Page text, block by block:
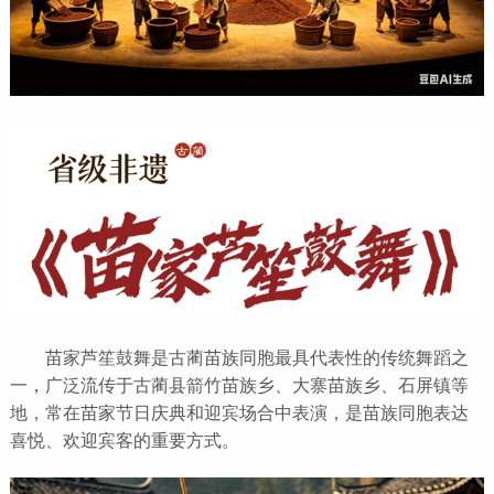
苗家芦笙鼓舞是古蔺苗族同胞最具代表性的传统舞蹈之
一，广泛流传于古蔺县箭竹苗族乡、大寨苗族乡、石屏镇等
地，常在苗家节日庆典和迎宾场合中表演，是苗族同胞表达
喜悦、欢迎宾客的重要方式。